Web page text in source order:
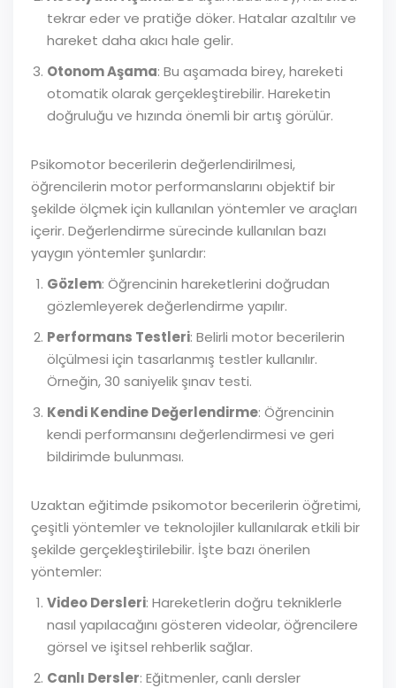
tekrar eder ve pratiğe döker. Hatalar azaltılır ve
hareket daha akıcı hale gelir.
Otonom Aşama: Bu aşamada birey, hareketi
otomatik olarak gerçekleştirebilir. Hareketin
doğruluğu ve hızında önemli bir artış görülür.
Psikomotor becerilerin değerlendirilmesi,
öğrencilerin motor performanslarını objektif bir
şekilde ölçmek için kullanılan yöntemler ve araçları
içerir. Değerlendirme sürecinde kullanılan bazı
yaygın yöntemler şunlardır:
Gözlem: Öğrencinin hareketlerini doğrudan
gözlemleyerek değerlendirme yapılır.
Performans Testleri: Belirli motor becerilerin
ölçülmesi için tasarlanmış testler kullanılır.
Örneğin, 30 saniyelik şınav testi.
Kendi Kendine Değerlendirme: Öğrencinin
kendi performansını değerlendirmesi ve geri
bildirimde bulunması.
Uzaktan eğitimde psikomotor becerilerin öğretimi,
çeşitli yöntemler ve teknolojiler kullanılarak etkili bir
şekilde gerçekleştirilebilir. İşte bazı önerilen
yöntemler:
Video Dersleri: Hareketlerin doğru tekniklerle
nasıl yapılacağını gösteren videolar, öğrencilere
görsel ve işitsel rehberlik sağlar.
Canlı Dersler: Eğitmenler, canlı dersler